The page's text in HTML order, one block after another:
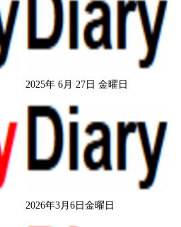
2025年 6月 27日 金曜日
2026年3月6日金曜日